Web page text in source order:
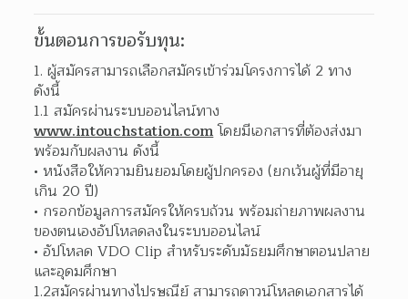
ขั้นตอนการขอรับทุน:
ผู้สมัครสามารถเลือกสมัครเข้าร่วมโครงการได้ 2 ทาง
ดังนี้
www.intouchstation.com โดยมีเอกสารที่ต้องส่งมา
พร้อมกับผลงาน ดังนี้
หนังสือให้ความยินยอมโดยผู้ปกครอง (ยกเว้นผู้ที่มีอายุ
เกิน 20 ปี)
กรอกข้อมูลการสมัครให้ครบถ้วน พร้อมถ่ายภาพผลงาน
ของตนเองอัปโหลดลงในระบบออนไลน์
อัปโหลด VDO Clip สำหรับระดับมัธยมศึกษาตอนปลาย
และอุดมศึกษา